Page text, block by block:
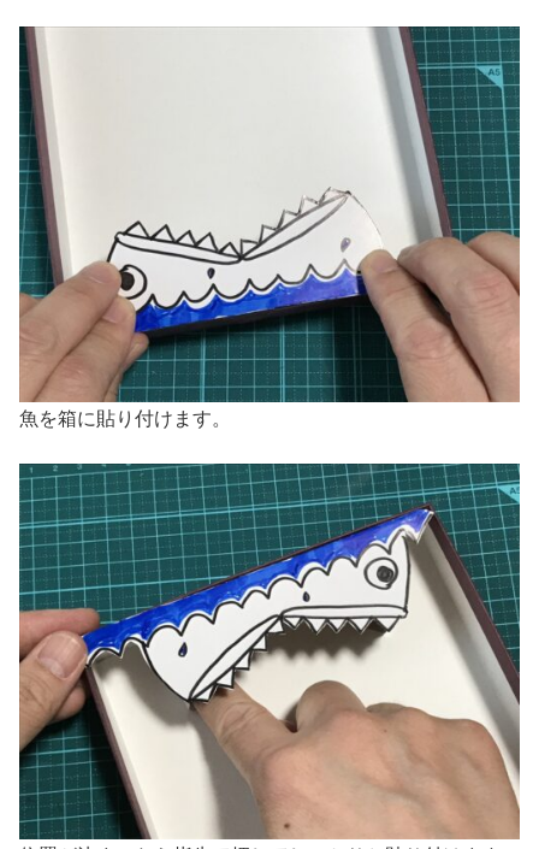
魚を箱に貼り付けます。